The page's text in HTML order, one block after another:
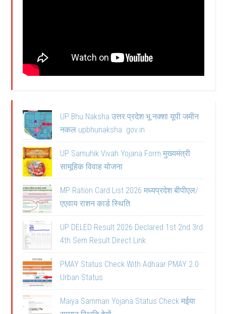
UP Bhu Naksha उत्तर प्रदेश भू नक्शा यूपी जमीन
नकल upbhunaksha .gov.in
UP Samuhik Vivah Yojana Form मुख्यमंत्री
सामूहिक विवाह योजना
MP Ration Card List 2026 मध्यप्रदेश बीपीएल/
एएवाय राशन कार्ड स्थिति
UP DELED Result 2026 Declared 1st 2nd 3rd
4th Sem Result Direct Link
PMAY Status Check With Adhaar PMAY 2.0
Urban Status
Maiya Samman Yojana Status Check मईया